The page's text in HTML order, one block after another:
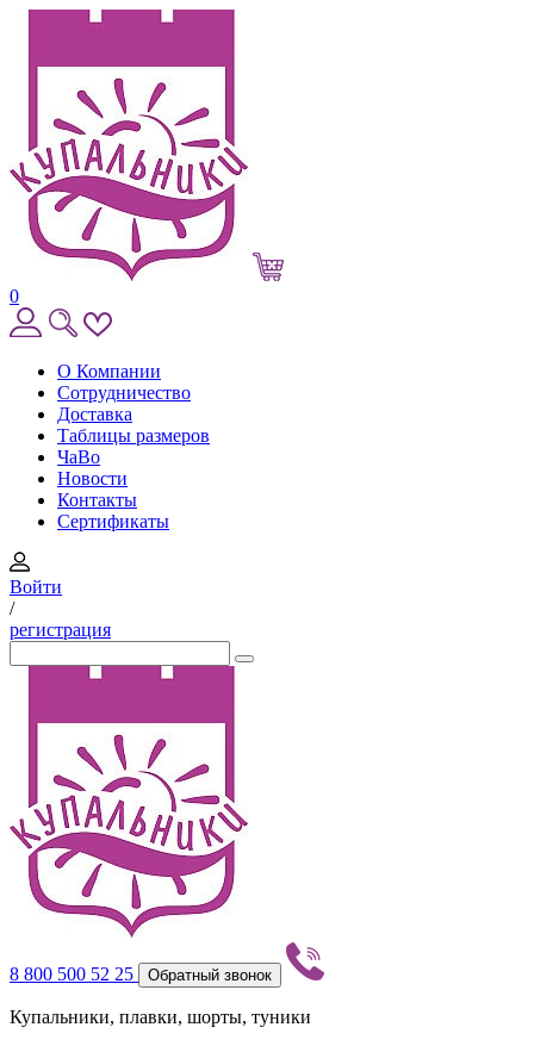
0
О Компании
Сотрудничество
Доставка
Таблицы размеров
ЧаВо
Новости
Контакты
Сертификаты
Войти
/
регистрация
8 800 500 52 25 Обратный звонок
Купальники, плавки, шорты, туники